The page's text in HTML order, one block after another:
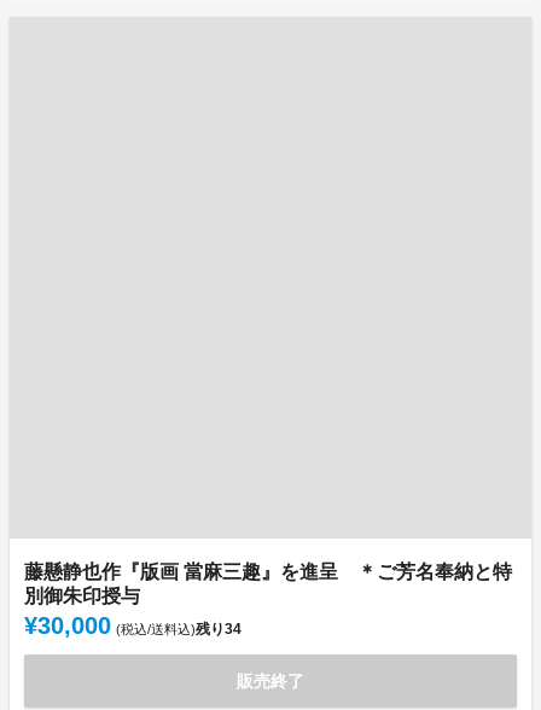
藤懸静也作『版画 當麻三趣』を進呈 ＊ご芳名奉納と特
別御朱印授与
¥30,000 (税込/送料込)残り34
販売終了